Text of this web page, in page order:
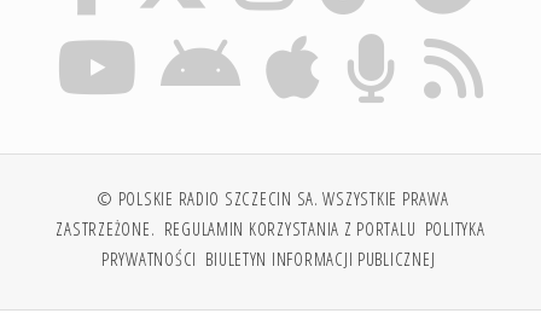
© POLSKIE RADIO SZCZECIN SA. WSZYSTKIE PRAWA
ZASTRZEŻONE. REGULAMIN KORZYSTANIA Z PORTALU POLITYKA
PRYWATNOŚCI BIULETYN INFORMACJI PUBLICZNEJ